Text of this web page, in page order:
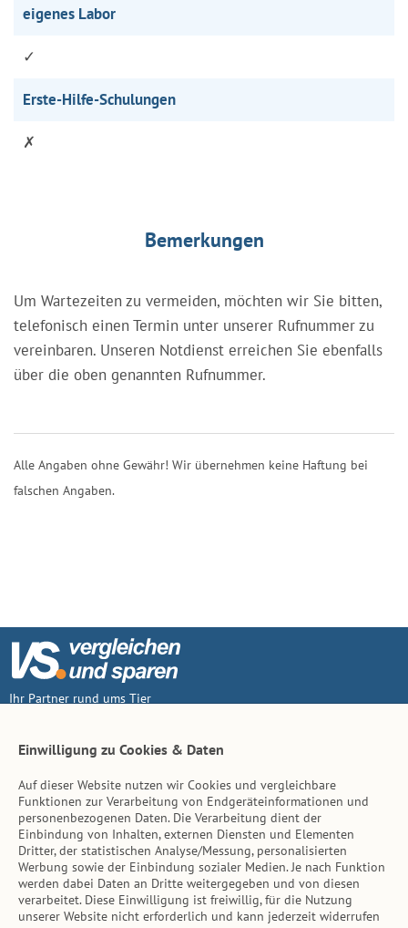
eigenes Labor
✓
Erste-Hilfe-Schulungen
✗
Bemerkungen
Um Wartezeiten zu vermeiden, möchten wir Sie bitten,
telefonisch einen Termin unter unserer Rufnummer zu
vereinbaren. Unseren Notdienst erreichen Sie ebenfalls
über die oben genannten Rufnummer.
Alle Angaben ohne Gewähr! Wir übernehmen keine Haftung bei
falschen Angaben.
Ihr Partner rund ums Tier
Inhalt
Tierarzt-Suche
Hinweise
AGB
Einwilligung zu Cookies & Daten
Auf dieser Website nutzen wir Cookies und vergleichbare
Funktionen zur Verarbeitung von Endgeräteinformationen und
personenbezogenen Daten. Die Verarbeitung dient der
Einbindung von Inhalten, externen Diensten und Elementen
Dritter, der statistischen Analyse/Messung, personalisierten
Werbung sowie der Einbindung sozialer Medien. Je nach Funktion
werden dabei Daten an Dritte weitergegeben und von diesen
verarbeitet. Diese Einwilligung ist freiwillig, für die Nutzung
unserer Website nicht erforderlich und kann jederzeit widerrufen